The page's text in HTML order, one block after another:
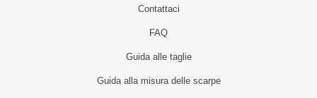
Contattaci
FAQ
Guida alle taglie
Guida alla misura delle scarpe